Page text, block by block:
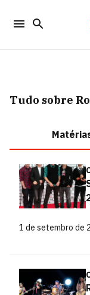
Tudo sobre
1 de setembro de